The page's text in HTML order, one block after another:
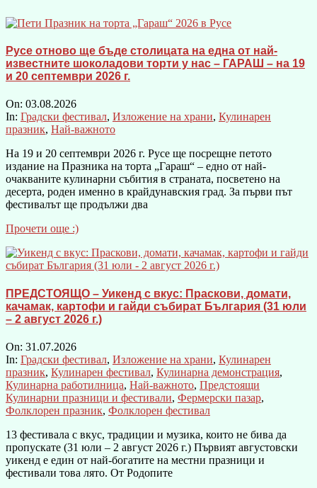
Русе отново ще бъде столицата на една от най-
известните шоколадови торти у нас – ГАРАШ – на 19
и 20 септември 2026 г.
On: 03.08.2026
In: Градски фестивал, Изложение на храни, Кулинарен
празник, Най-важното
На 19 и 20 септември 2026 г. Русе ще посрещне петото
издание на Празника на торта „Гараш“ – едно от най-
очакваните кулинарни събития в страната, посветено на
десерта, роден именно в крайдунавския град. За първи път
фестивалът ще продължи два
Прочети още :)
ПРЕДСТОЯЩО – Уикенд с вкус: Праскови, домати,
качамак, картофи и гайди събират България (31 юли
– 2 август 2026 г.)
On: 31.07.2026
In: Градски фестивал, Изложение на храни, Кулинарен
празник, Кулинарен фестивал, Кулинарна демонстрация,
Кулинарна работилница, Най-важното, Предстоящи
Кулинарни празници и фестивали, Фермерски пазар,
Фолклорен празник, Фолклорен фестивал
13 фестивала с вкус, традиции и музика, които не бива да
пропускате (31 юли – 2 август 2026 г.) Първият августовски
уикенд е един от най-богатите на местни празници и
фестивали това лято. От Родопите